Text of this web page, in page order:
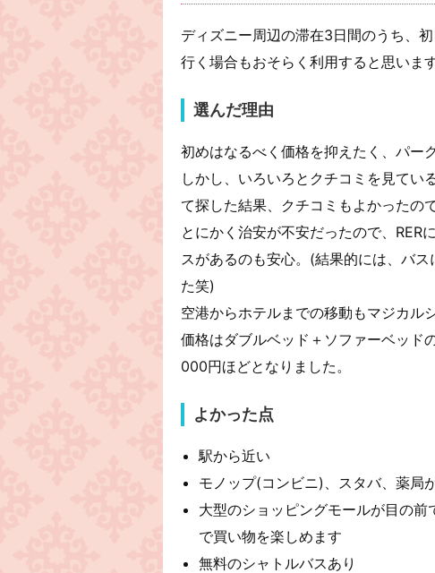
ディズニー周辺の滞在3日間のうち、
行く場合もおそらく利用すると思いま
選んだ理由
初めはなるべく価格を抑えたく、パー
しかし、いろいろとクチコミを見てい
て探した結果、クチコミもよかったの
とにかく治安が不安だったので、RER
スがあるのも安心。(結果的には、バ
た笑)
空港からホテルまでの移動もマジカル
価格はダブルベッド＋ソファーベッド
000円ほどとなりました。
よかった点
駅から近い
モノップ(コンビニ)、スタバ、薬局
大型のショッピングモールが目の
で買い物を楽しめます
無料のシャトルバスあり